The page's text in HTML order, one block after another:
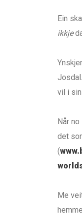
Ein
ikkje
vil i
Når
det
(
Me